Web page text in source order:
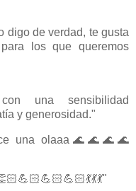
digo de verdad, te gusta
los que queremos
una sensibilidad
y generosidad."
una olaaa🌊🌊🌊🌊